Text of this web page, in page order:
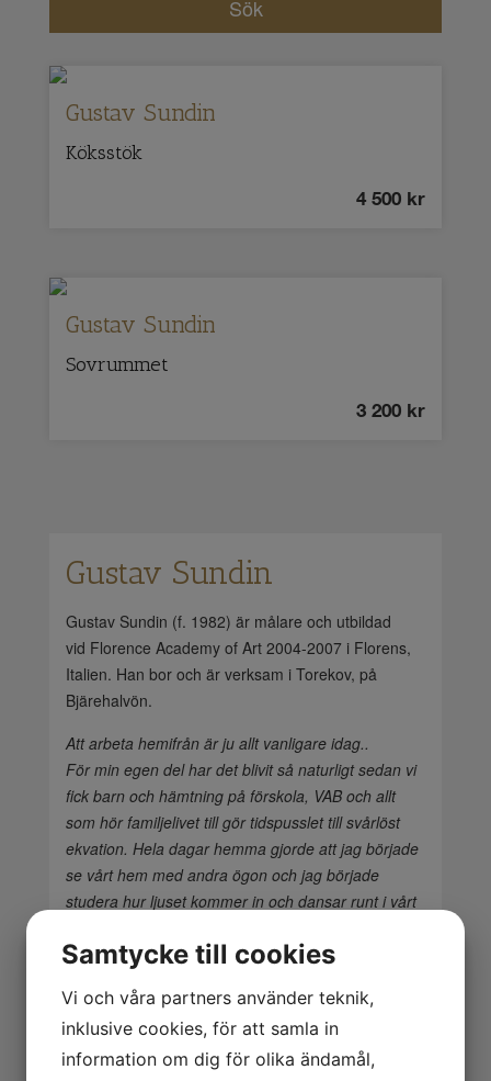
Gustav Sundin
Köksstök
4 500 kr
Gustav Sundin
Sovrummet
3 200 kr
Gustav Sundin
Gustav Sundin (f. 1982) är målare och utbildad
vid Florence Academy of Art 2004-2007 i Florens,
Italien. Han bor och är verksam i Torekov, på
Bjärehalvön.
Att arbeta hemifrån är ju allt vanligare idag..
För min egen del har det blivit så naturligt sedan vi
fick barn och hämtning på förskola, VAB och allt
som hör familjelivet till gör tidspusslet till svårlöst
ekvation. Hela dagar hemma gjorde att jag började
se vårt hem med andra ögon och jag började
studera hur ljuset kommer in och dansar runt i vårt
Efter att jag börjat måla några interiörer hemma
började hela konceptet växa och tankarna förde
mig ganska snabbt till Carl Larsson och hans bok
“Ett Hem” som består av 24 målningar. Så min
tanke kring detta arbetet är att skildra ett hem idag,
Samtycke till cookies
Vi och våra partners använder teknik,
inklusive cookies, för att samla in
information om dig för olika ändamål,